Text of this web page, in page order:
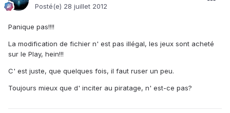
Posté(e) 28 juillet 2012
Panique pas!!!!
La modification de fichier n' est pas illégal, les jeux sont acheté
sur le Play, hein!!!
C' est juste, que quelques fois, il faut ruser un peu.
Toujours mieux que d' inciter au piratage, n' est-ce pas?